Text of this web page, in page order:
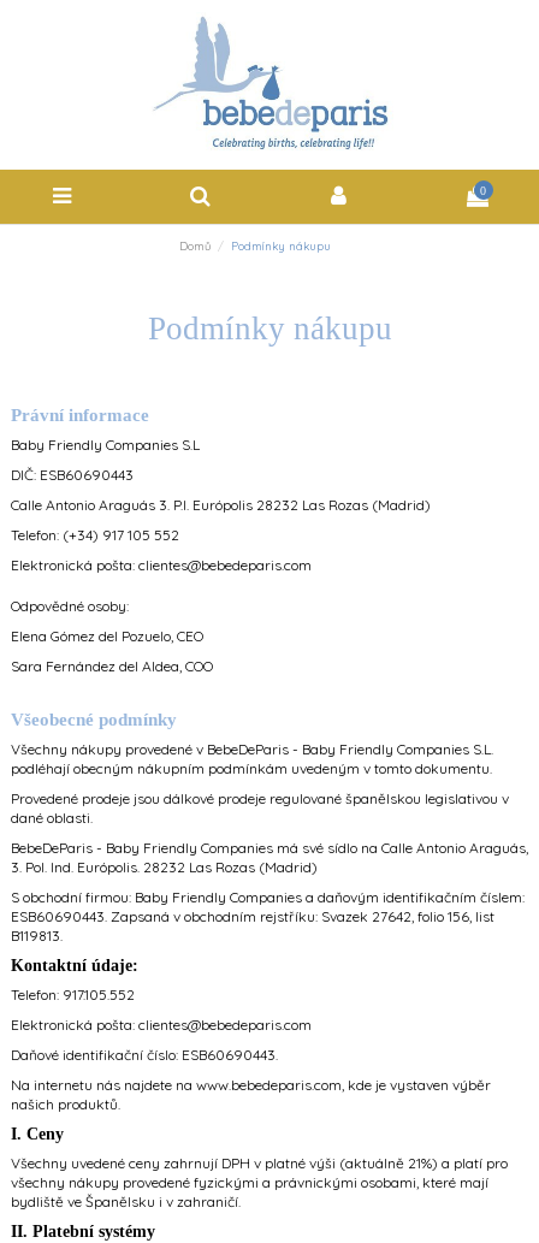
0
Domů Podmínky nákupu
Podmínky nákupu
Právní informace
Baby Friendly Companies S.L
DIČ: ESB60690443
Calle Antonio Araguás 3. P.I. Európolis 28232 Las Rozas (Madrid)
Telefon: (+34) 917 105 552
Elektronická pošta: clientes@bebedeparis.com
Odpovědné osoby:
Elena Gómez del Pozuelo, CEO
Sara Fernández del Aldea, COO
Všeobecné podmínky
Všechny nákupy provedené v BebeDeParis - Baby Friendly Companies S.L.
podléhají obecným nákupním podmínkám uvedeným v tomto dokumentu.
Provedené prodeje jsou dálkové prodeje regulované španělskou legislativou v
dané oblasti.
BebeDeParis - Baby Friendly Companies má své sídlo na Calle Antonio Araguás,
3. Pol. Ind. Európolis. 28232 Las Rozas (Madrid)
S obchodní firmou: Baby Friendly Companies a daňovým identifikačním číslem:
ESB60690443. Zapsaná v obchodním rejstříku: Svazek 27642, folio 156, list
B119813.
Kontaktní údaje:
Telefon: 917.105.552
Elektronická pošta: clientes@bebedeparis.com
Daňové identifikační číslo: ESB60690443.
Na internetu nás najdete na www.bebedeparis.com, kde je vystaven výběr
našich produktů.
I. Ceny
Všechny uvedené ceny zahrnují DPH v platné výši (aktuálně 21%) a platí pro
všechny nákupy provedené fyzickými a právnickými osobami, které mají
bydliště ve Španělsku i v zahraničí.
II. Platební systémy